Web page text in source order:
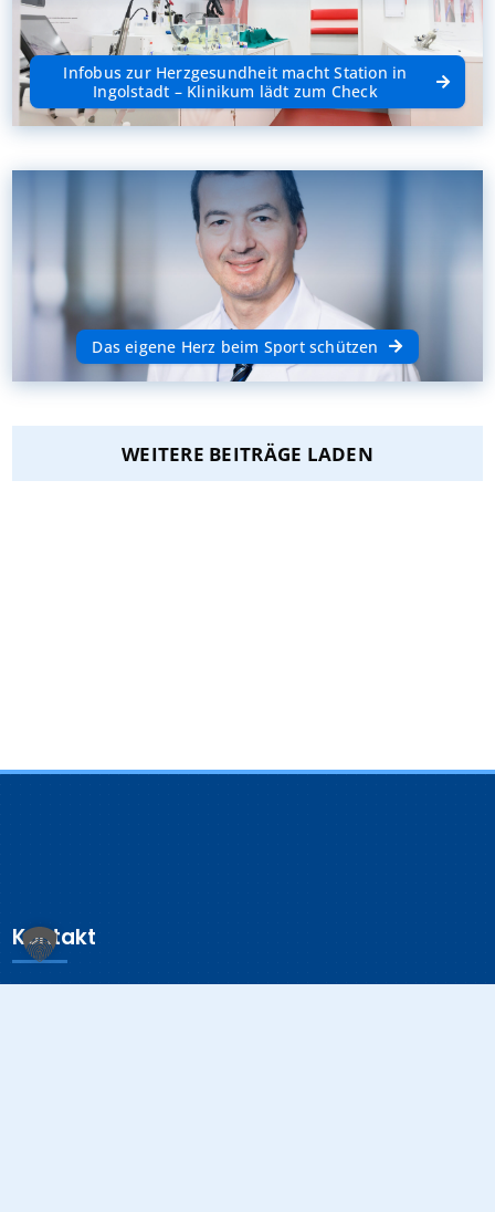
Infobus zur Herzgesundheit macht Station in
Ingolstadt – Klinikum lädt zum Check
Das eigene Herz beim Sport schützen
WEITERE BEITRÄGE LADEN
Kontakt